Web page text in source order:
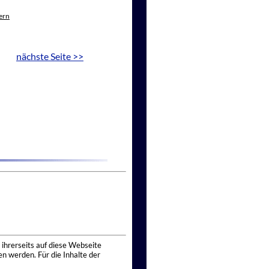
nächste Seite >>
auf diese Webseite
werden. Für die Inhalte der